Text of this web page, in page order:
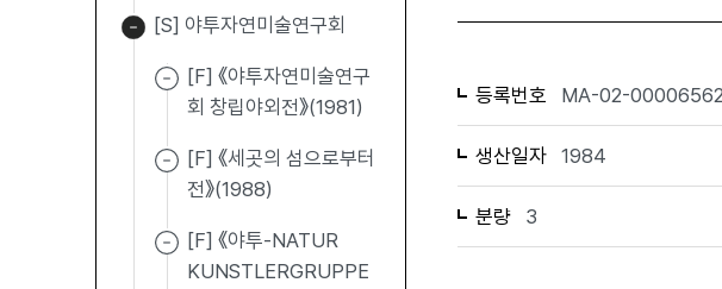
[S] 야투자연미술연구회
[F] 《야투자연미술연구
회 창립야외전》(1981)
[F] 《세곳의 섬으로부터
전》(1988)
[F] 《야투-NATUR
KUNSTLERGRUPPE
등록번호 MA-02-00006562
생산일자 1984
분량 3